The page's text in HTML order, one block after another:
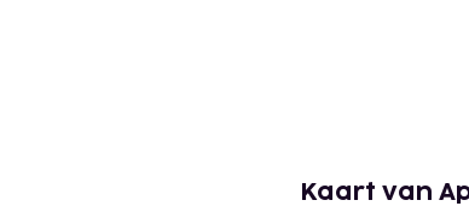
Kaart van